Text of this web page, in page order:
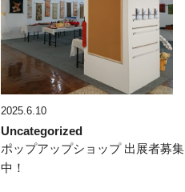
2025.6.10
Uncategorized
ポップアップショップ 出展者募集
中！